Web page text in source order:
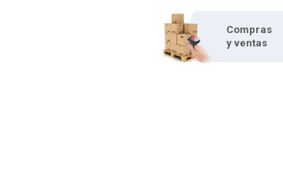
Compras
y ventas